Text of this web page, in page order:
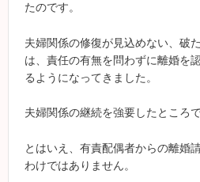
たのです。
夫婦関係の修復が見込めない、破
は、責任の有無を問わずに離婚を
るようになってきました。
夫婦関係の継続を強要したところ
とはいえ、有責配偶者からの離婚
わけではありません。